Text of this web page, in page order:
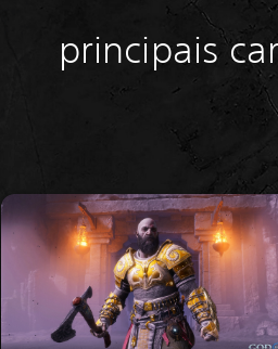
principais